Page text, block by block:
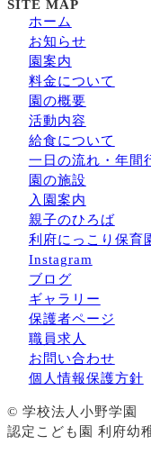
SITE MAP
ホーム
お知らせ
園案内
料金について
園の概要
活動内容
給食について
一日の流れ・年間
園の施設
入園案内
親子のひろば
利府にっこり保育
Instagram
ブログ
ギャラリー
保護者ページ
職員求人
お問い合わせ
個人情報保護方針
© 学校法人小野学園
認定こども園 利府幼